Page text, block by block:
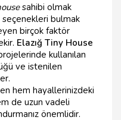
sahibi olmak
bulmak
birçok faktör
Elazığ Tiny House
kullanılan
ve istenilen
hem hayallerinizdeki
de uzun vadeli
önemlidir.